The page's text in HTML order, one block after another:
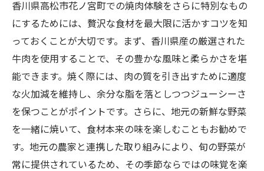
香川県高松市花ノ宮町での焼肉体験をさらに特別なもの
にするためには、贅沢な食材を最大限に活かすコツを知
っておくことが大切です。まず、香川県産の厳選された
牛肉を使用することで、その豊かな風味と柔らかさを堪
能できます。焼く際には、肉の質を引き出すために適度
な火加減を維持し、余分な脂を落としつつジューシーさ
を保つことがポイントです。さらに、地元の新鮮な野菜
を一緒に焼いて、食材本来の味を楽しむこともお勧めで
す。地元の農家と連携した取り組みにより、旬の野菜が
常に提供されているため、その季節ならではの味覚を楽